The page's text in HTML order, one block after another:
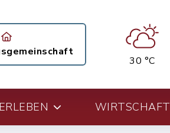
30 °C
ERLEBEN WIRTSCHAFT